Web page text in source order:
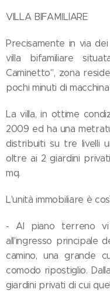
VILLA BIFAMILIARE
Precisamente in via
villa bifamiliare
Caminetto", zona
pochi minuti di
La villa, in ottime
2009 ed ha una
distribuiti su tre livelli
oltre ai 2 giardini
mq.
L'unità immobiliare è
- Al piano terreno
all'ingresso principale
camino, una grande
comodo ripostiglio.
giardini privati di cui